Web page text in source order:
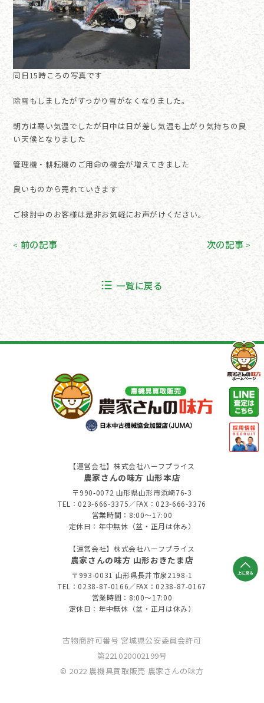
同日15時ころの写真です
除雪もしましたがすっかり雪がなくなりました。
朝方は寒い気温でしたが日中は日が差し気温も上がり気持ちの良
い天候となりました
管理機・耕耘機のご用命の機会が増えてきました
良いものから売れていきます
ご検討中のお客様は是非お気軽にお声がけください。
< 前の記事
一覧に戻る
次の記事 >
【運営会社】株式会社ハーフプライス
農家さんの味方 山形本店
〒990-0072 山形県山形市浜崎76-3
TEL：023-666-3375／FAX：023-666-3376
営業時間：8:00～17:00
定休日：年中無休（盆・正月は休み）
【運営会社】株式会社ハーフプライス
農家さんの味方 山形おきたま店
〒993-0031 山形県長井市泉2198-1
TEL：0238-87-0166／FAX：0238-87-0167
営業時間：8:00～17:00
定休日：年中無休（盆・正月は休み）
古物商許可番号 宮城県公安委員会許可
第221020002199号
© 2022 農機具買取販売 農家さんの味方